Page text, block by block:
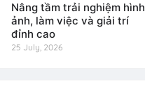
Nâng tầm trải nghiệm hình
ảnh, làm việc và giải trí
đỉnh cao
25 July, 2026